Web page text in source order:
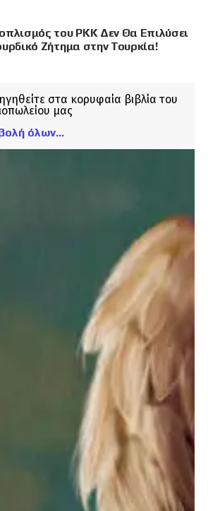
του PKK Δεν Θα Επιλύσει
Ζήτημα στην Τουρκία!
στα κορυφαία βιβλία του
μας
όλων